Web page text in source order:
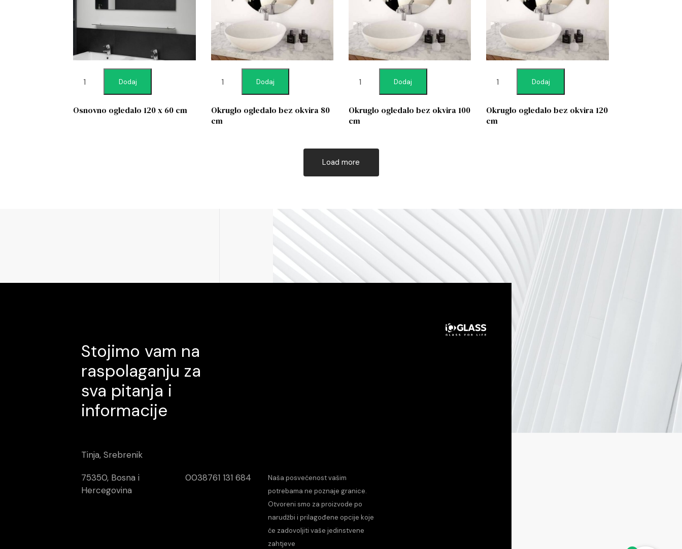
Dodaj
Osnovno ogledalo 120 x 60 cm
Dodaj
Okruglo ogledalo bez okvira 80
cm
Dodaj
Okruglo ogledalo bez okvira 100
cm
Dodaj
Okruglo ogledalo bez okvira 120
cm
Load more
Stojimo vam na
raspolaganju za
sva pitanja i
informacije
Tinja, Srebrenik
75350, Bosna i
Hercegovina
0038761 131 684
Naša posvećenost vašim
potrebama ne poznaje granice.
Otvoreni smo za proizvode po
narudžbi i prilagođene opcije koje
će zadovoljiti vaše jedinstvene
zahtjeve